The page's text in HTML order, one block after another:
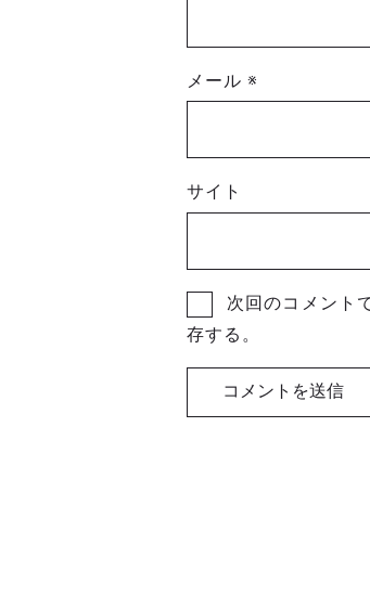
メール※
サイト
次回のコメント
存する。